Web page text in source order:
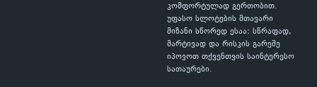
კომფორტულად გერთობით.
უფასო სლოტების მთავარი
მიზანი სწორედ ესაა: სწრაფად,
მარტივად და რისკის გარეშე
იპოვოთ თქვენთვის საინტერესო
სათაურები.